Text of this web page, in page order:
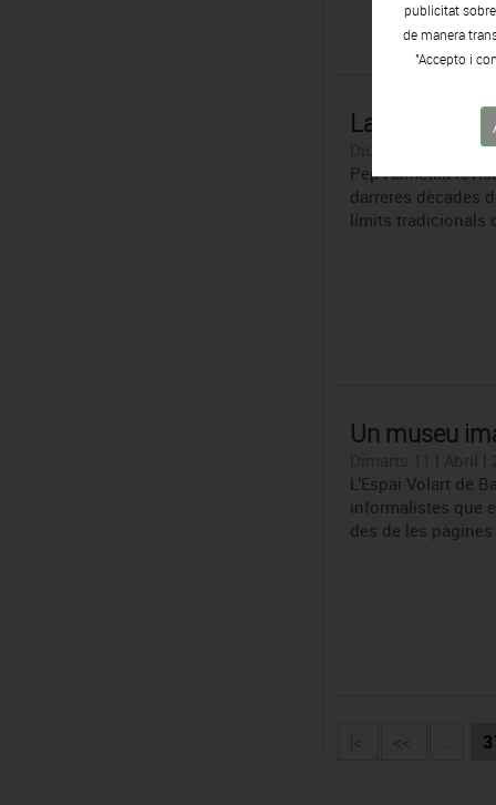
La farga de
Diumenge 16 |
Pep Admetlla
darreres dècades
límits tradicionals
Un museu
L'Espai Volart de
informalistes que
des de les
|< << ...
publicitat
de manera
"Accepto i